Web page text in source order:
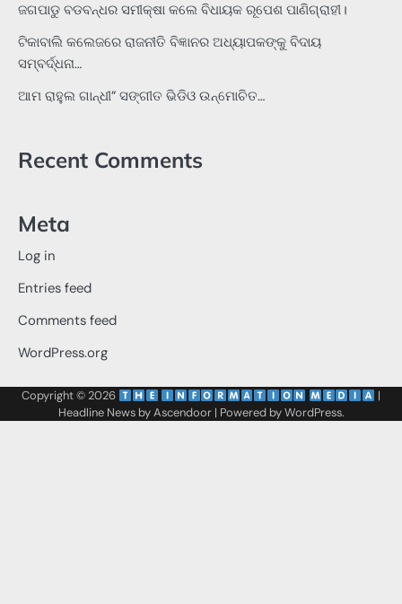
ଜଗପାଡୁ ବଡବନ୍ଧର ସମୀକ୍ଷା କଲେ ବିଧାୟକ ରୂପେଶ ପାଣିଗ୍ରାହୀ।
ଟିକାବାଲି କଲେଜରେ ରାଜନୀତି ବିଜ୍ଞାନର ଅଧ୍ୟାପକଙ୍କୁ ବିଦାୟ
ସମ୍ବର୍ଦ୍ଧନା…
ଆମ ରାହୁଲ ଗାନ୍ଧୀ” ସଙ୍ଗୀତ ଭିଡିଓ ଉନ୍ମୋଚିତ…
Recent Comments
Meta
Log in
Entries feed
Comments feed
WordPress.org
Copyright © 2026
|
Headline News byAscendoor| Powered byWordPress.